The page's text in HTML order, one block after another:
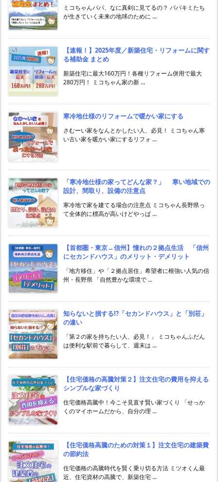
ミコちゃんパパ、なに真剣に見てるの？ パパキミたち
が生きていく未来の地球のために ...
【速報！】2025年度／新築住宅・リフォームに関す
る補助金 まとめ
新築住宅に最大160万円！各種リフォーム併用で最大
280万円！ ミコちゃん家の新 ...
寒冷地仕様のリフォームで暖かい家にする
さむーい家をなんとかしたい人、必見！ ミコちゃん寒
い古い家を暖かい家にするリフォ ...
「寒冷地仕様の家ってどんな家？」 寒い地域での
設計、間取り、設備の注意点
寒冷地で家を建てる場合の注意点 ミコちゃん長野県っ
て全体的に標高が高いけどやっぱ ...
【首都圏・東京↔︎信州】憧れの２拠点生活 「信州
にセカンドハウス」のメリット・デメリット
「地方移住」や「２拠点居住」希望者に根強い人気の信
州・長野県 「自然豊かな環境で ...
知らないと損する!?「セカンドハウス」と「別荘」
の違い
「第２の家を持ちたい人、必見！」 ミコちゃんふだん
は便利な駅前で暮らして、週末は ...
【住宅価格の高騰対策２】注文住宅の費用を抑える
シンプルな家づくり
住宅価格高騰中！今こそ見直す賢い家づくり 「せっか
くのマイホームだから、自分の理 ...
【住宅価格高騰のための対策１】注文住宅の建築費
の節約法
住宅価格の高騰時代を賢く乗り切る方法 ミツオくん最
近、住宅資材の高騰で、新築住宅 ...